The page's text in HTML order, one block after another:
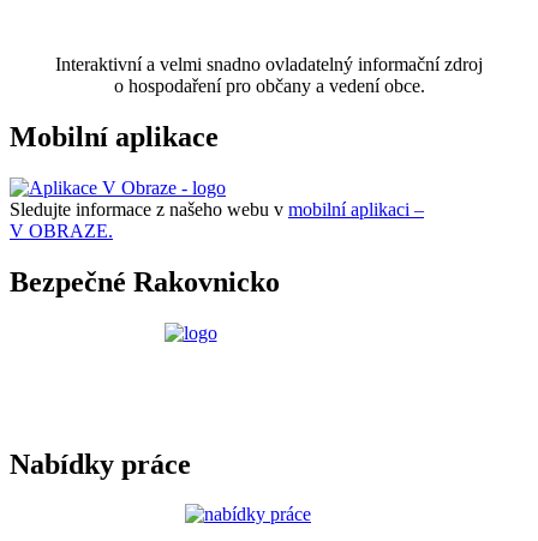
Interaktivní a velmi snadno ovladatelný informační zdroj
o hospodaření pro občany a vedení obce.
Mobilní aplikace
Sledujte informace z našeho webu v mobilní aplikaci –
V OBRAZE.
Bezpečné Rakovnicko
Nabídky práce